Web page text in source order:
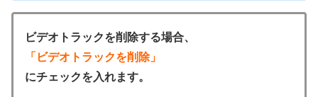
ビデオトラックを削除する場合、
「ビデオトラックを削除」
にチェックを入れます。